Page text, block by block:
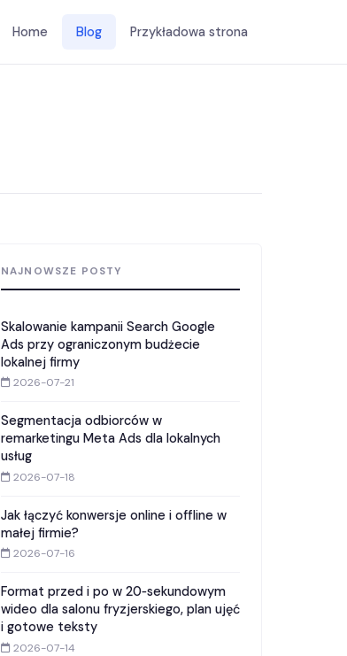
Home Blog Przykładowa strona
NAJNOWSZE POSTY
Skalowanie kampanii Search Google
Ads przy ograniczonym budżecie
lokalnej firmy
2026-07-21
Segmentacja odbiorców w
remarketingu Meta Ads dla lokalnych
usług
2026-07-18
Jak łączyć konwersje online i offline w
małej firmie?
2026-07-16
Format przed i po w 20‑sekundowym
wideo dla salonu fryzjerskiego, plan ujęć
i gotowe teksty
2026-07-14